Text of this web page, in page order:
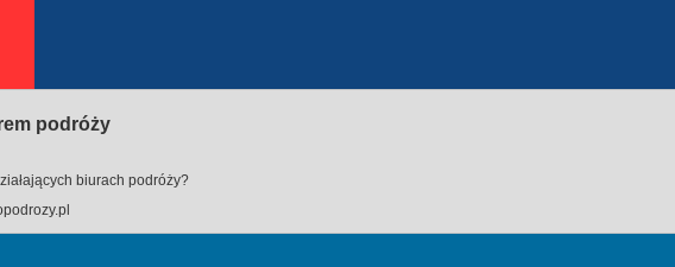
podróży
biurach podróży?